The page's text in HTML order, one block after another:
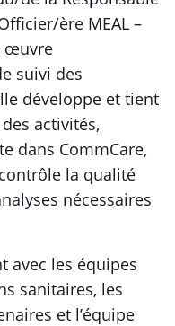
ère MEAL –
œuvre
suivi des
développe et tient
activités,
dans CommCare,
la qualité
nécessaires
avec les équipes
sanitaires, les
et l’équipe